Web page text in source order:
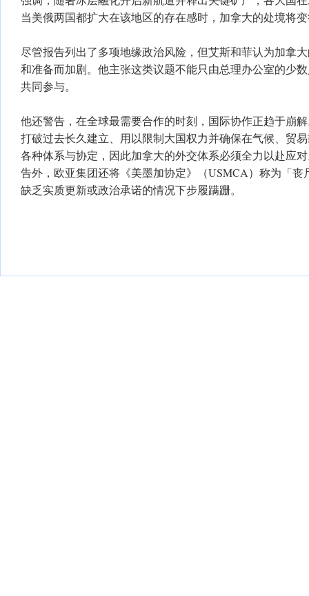
当美俄两国都扩大在该地区的存在感时，加拿大的处境将
尽管报告列出了多项地缘政治风险，但艾斯和菲认为加拿
和准备而加剧。他主张这类议题不能只由总理办公室的少
共同参与。
他还警告，在全球最需要合作的时刻，国际协作正趋于崩
打破过去长久建立、用以限制大国权力并确保在气候、贸
各种体系与协定，因此加拿大的外交体系必须全力以赴应
告外，欧亚集团还将《美墨加协定》（USMCA）称为「丧
缺乏实质更新或政治承诺的情况下步履蹒跚。